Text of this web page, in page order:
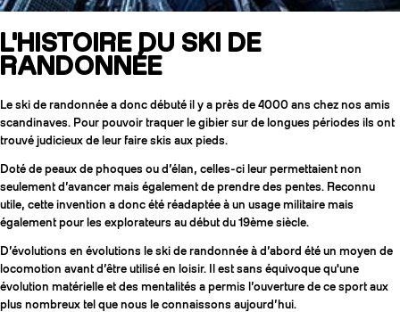
L'HISTOIRE DU SKI DE
RANDONNÉE
Le ski de randonnée a donc débuté il y a près de 4000 ans chez nos amis
scandinaves. Pour pouvoir traquer le gibier sur de longues périodes ils ont
trouvé judicieux de leur faire skis aux pieds.
Doté de peaux de phoques ou d’élan, celles-ci leur permettaient non
seulement d’avancer mais également de prendre des pentes. Reconnu
utile, cette invention a donc été réadaptée à un usage militaire mais
également pour les explorateurs au début du 19ème siècle.
D’évolutions en évolutions le ski de randonnée à d’abord été un moyen de
locomotion avant d’être utilisé en loisir. Il est sans équivoque qu'une
évolution matérielle et des mentalités a permis l’ouverture de ce sport aux
plus nombreux tel que nous le connaissons aujourd’hui.